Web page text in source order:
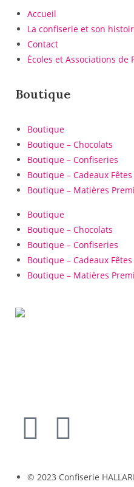
Accueil
La confiserie et son
Contact
Écoles et Associations de
Boutique
Boutique
Boutique – Chocolats
Boutique – Confiseries
Boutique – Cadeaux Fêtes
Boutique – Matières
Boutique
Boutique – Chocolats
Boutique – Confiseries
Boutique – Cadeaux Fêtes
Boutique – Matières
© 2023 Confiserie